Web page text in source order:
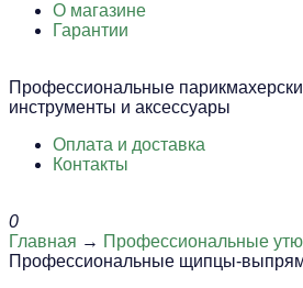
О магазине
Гарантии
Профессиональные
инструменты и аксессуары
Оплата и доставка
Контакты
0
Главная → Профессиональные
Профессиональные щипцы-